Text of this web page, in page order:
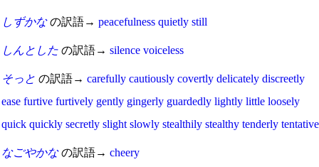
しずかなの訳語→ peacefulness quietly still
しんとした の訳語→ silence voiceless
そっと の訳語→ carefully cautiously covertly delicately discreetly
ease furtive furtively gently gingerly guardedly lightly little loosely
quick quickly secretly slight slowly stealthily stealthy tenderly tentative
なごやかなの訳語→ cheery